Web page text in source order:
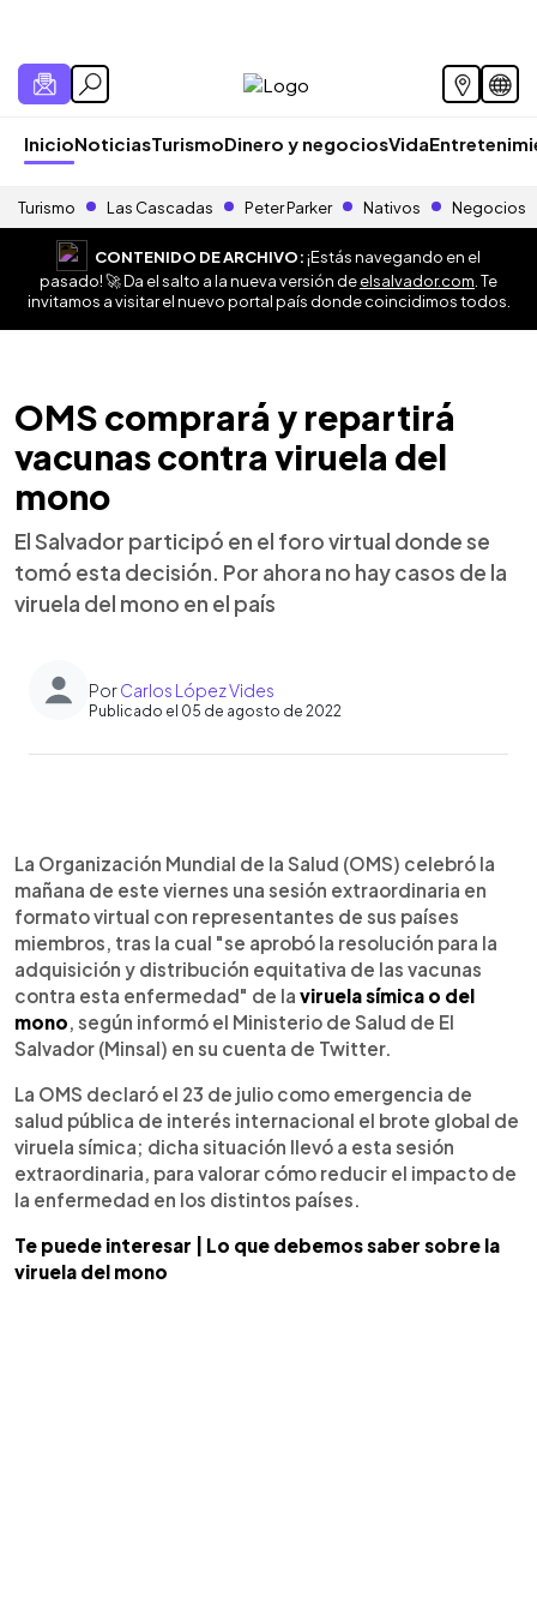
InicioNoticiasTurismoDinero y negociosVida
Turismo Las Cascadas Peter Parker Nativos Negocios
CONTENIDO DE ARCHIVO:¡Estás navegando en el
pasado! 🚀 Da el salto a la nueva versión deelsalvador.com . Te
invitamos a visitar el nuevo portal país donde coincidimos todos.
OMS comprará y repartirá
vacunas contra viruela del
mono
El Salvador participó en el foro virtual donde se
tomó esta decisión. Por ahora no hay casos de la
viruela del mono en el país
PorCarlos López Vides
Publicado el 05 de agosto de 2022
Escuchar artículo
La Organización Mundial de la Salud (OMS) celebró la
mañana de este viernes una sesión extraordinaria en
formato virtual con representantes de sus países
miembros, tras la cual "se aprobó la resolución para la
adquisición y distribución equitativa de las vacunas
contra esta enfermedad" de la viruela símica o del
mono, según informó el Ministerio de Salud de El
Salvador (Minsal) en su cuenta de Twitter.
La OMS declaró el 23 de julio como emergencia de
salud pública de interés internacional el brote global de
viruela símica; dicha situación llevó a esta sesión
extraordinaria, para valorar cómo reducir el impacto de
la enfermedad en los distintos países.
Te puede interesar | Lo que debemos saber sobre la
viruela del mono